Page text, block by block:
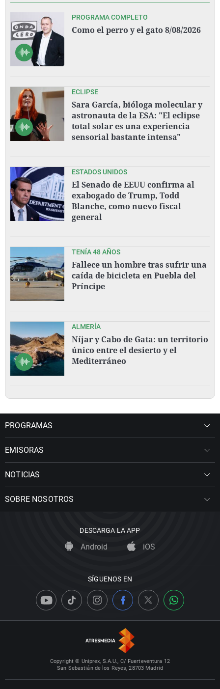
PROGRAMA COMPLETO
Como el perro y el gato 8/08/2026
ECLIPSE
Sara García, bióloga molecular y
astronauta de la ESA: "El eclipse
total solar es una experiencia
sensorial bastante intensa"
ESTADOS UNIDOS
El Senado de EEUU confirma al
exabogado de Trump, Todd
Blanche, como nuevo fiscal
general
TENÍA 48 AÑOS
Fallece un hombre tras sufrir una
caída de bicicleta en Puebla del
Príncipe
ALMERÍA
Níjar y Cabo de Gata: un territorio
único entre el desierto y el
Mediterráneo
PROGRAMAS
EMISORAS
NOTICIAS
SOBRE NOSOTROS
DESCARGA LA APP
Android iOS
SÍGUENOS EN
Copyright © Uniprex, S.A.U., C/ Fuerteventura 12
San Sebastián de los Reyes, 28703 Madrid